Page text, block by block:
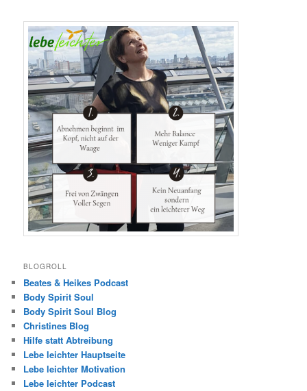
BLOGROLL
Beates & Heikes Podcast
Body Spirit Soul
Body Spirit Soul Blog
Christines Blog
Hilfe statt Abtreibung
Lebe leichter Hauptseite
Lebe leichter Motivation
Lebe leichter Podcast